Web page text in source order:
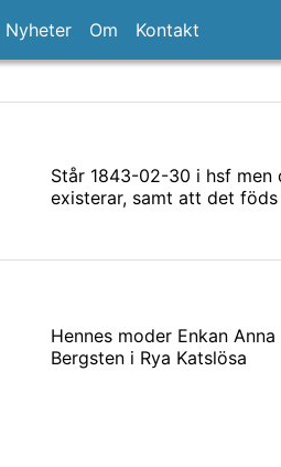
Nyheter Om Kontakt
Står 1843-02-30 i hsf men
existerar, samt att det
Hennes moder Enkan
Bergsten i Rya Katslösa